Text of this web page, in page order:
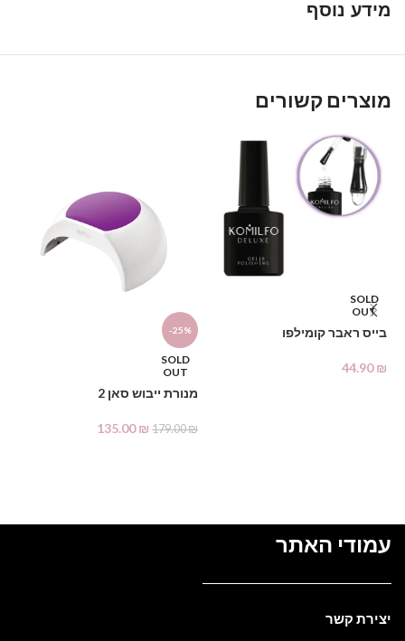
מידע נוסף
מוצרים קשורים
SOLD
OUT
בייס ראבר קומילפו
44.90₪
-25%
SOLD
OUT
מנורת ייבוש סאן 2
179.00₪
135.00₪
עמודי האתר
יצירת קשר